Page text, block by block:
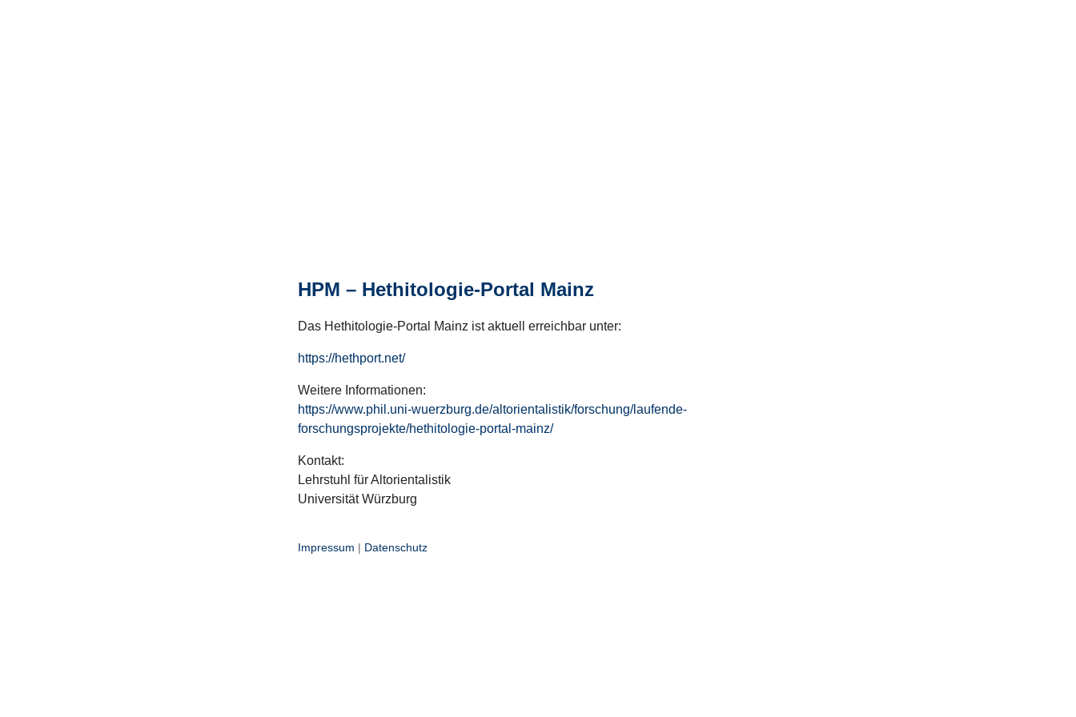
HPM – Hethitologie-Portal Mainz
Das Hethitologie-Portal Mainz ist aktuell erreichbar unter:
https://hethport.net/
Weitere Informationen:
https://www.phil.uni-wuerzburg.de/altorientalistik/forschung/laufende-
forschungsprojekte/hethitologie-portal-mainz/
Kontakt:
Lehrstuhl für Altorientalistik
Universität Würzburg
Impressum | Datenschutz